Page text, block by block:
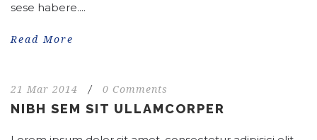
sese habere....
Read More
21 Mar 2014 / 0 Comments
NIBH SEM SIT ULLAMCORPER